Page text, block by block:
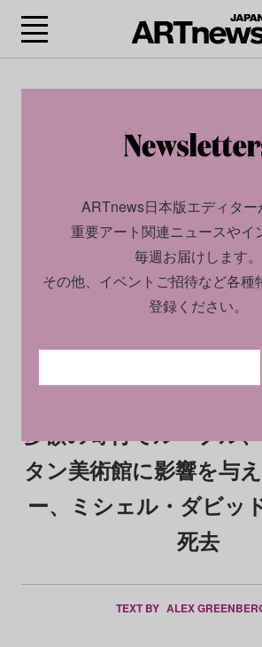
多額の寄付でルーブル
タン美術館に影響を与
ー、ミシェル・ダビッ
死去
TEXT BY ALEX
ARTnews日本版エディター
重要アート関連ニュースやイ
毎週お届けします。
その他、イベントご招待など各種
登録ください。